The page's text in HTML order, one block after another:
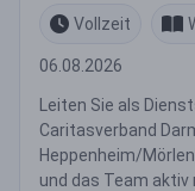
Vollzeit
06.08.2026
Leiten Sie als
Caritasverband
Heppenheim/
und das Team aktiv